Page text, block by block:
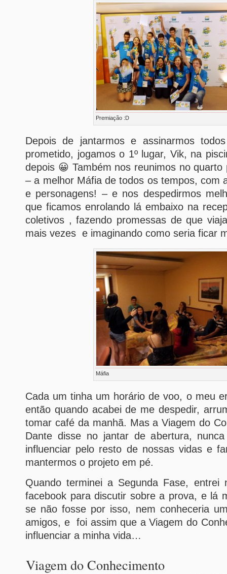
Premiação :D
Depois de jantarmos e assinarmos
prometido, jogamos o 1º lugar, Vik, na
depois 😀 Também nos reunimos no quarto
– a melhor Máfia de todos os tempos, com
e personagens! – e nos despedirmos
que ficamos enrolando lá embaixo na
coletivos , fazendo promessas de que
mais vezes e imaginando como seria ficar
Máfia
Cada um tinha um horário de voo, o meu
então quando acabei de me despedir,
tomar café da manhã. Mas a Viagem do
Dante disse no jantar de abertura,
influenciar pelo resto de nossas vidas e
mantermos o projeto em pé.
Quando terminei a Segunda Fase,
facebook para discutir sobre a prova, e lá
se não fosse por isso, nem conheceria
amigos, e foi assim que a Viagem do
influenciar a minha vida…
Viagem do Conhecimento